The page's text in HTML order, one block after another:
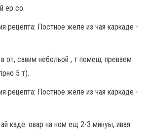
ер со.
от, савим небольой , т помеш, преваем
5 т).
каде. овар на ном ещ 2-3 минуы, ивая.